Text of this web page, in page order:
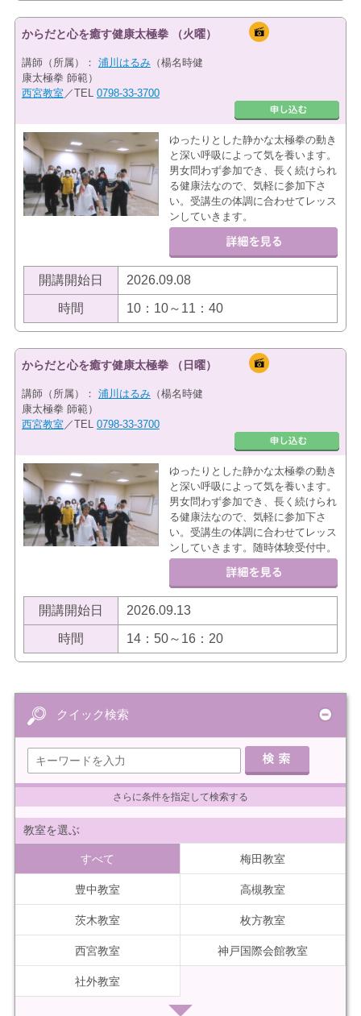
からだと心を癒す健康太極拳 （火曜）
講師（所属）： 浦川はるみ（楊名時健
康太極拳 師範）
西宮教室 ／TEL 0798-33-3700
ゆったりとした静かな太極拳の動き
と深い呼吸によって気を養います。
男女問わず参加でき、長く続けられ
る健康法なので、気軽に参加下さ
い。受講生の体調に合わせてレッス
ンしていきます。
開講開始日 2026.09.08
時間 10：10～11：40
からだと心を癒す健康太極拳 （日曜）
講師（所属）： 浦川はるみ（楊名時健
康太極拳 師範）
西宮教室 ／TEL 0798-33-3700
ゆったりとした静かな太極拳の動き
と深い呼吸によって気を養います。
男女問わず参加でき、長く続けられ
る健康法なので、気軽に参加下さ
い。受講生の体調に合わせてレッス
ンしていきます。随時体験受付中。
開講開始日 2026.09.13
時間 14：50～16：20
クイック検索
さらに条件を指定して検索する
教室を選ぶ
すべて 梅田教室
豊中教室 高槻教室
茨木教室 枚方教室
西宮教室 神戸国際会館教室
社外教室